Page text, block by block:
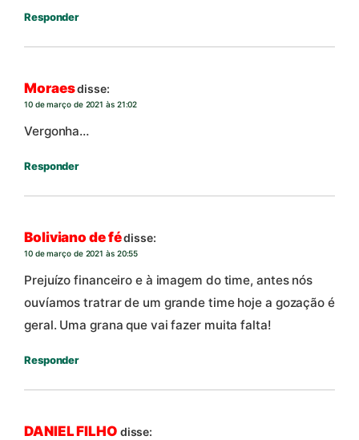
Responder
Moraesdisse:
10 de março de 2021 às 21:02
Vergonha…
Responder
Boliviano de fédisse:
10 de março de 2021 às 20:55
Prejuízo financeiro e à imagem do time, antes nós
ouvíamos tratrar de um grande time hoje a gozação é
geral. Uma grana que vai fazer muita falta!
Responder
DANIEL FILHO disse: